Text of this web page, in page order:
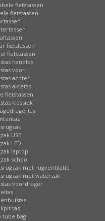
fietstassen
fietstassen
fietstassen
fietstassen
handtas
voor
achter
aktetas
fietstassen
klassiek
USB
LED
laptop
school
met rugventilatie
met waterzak
voordrager
tas
tube bag